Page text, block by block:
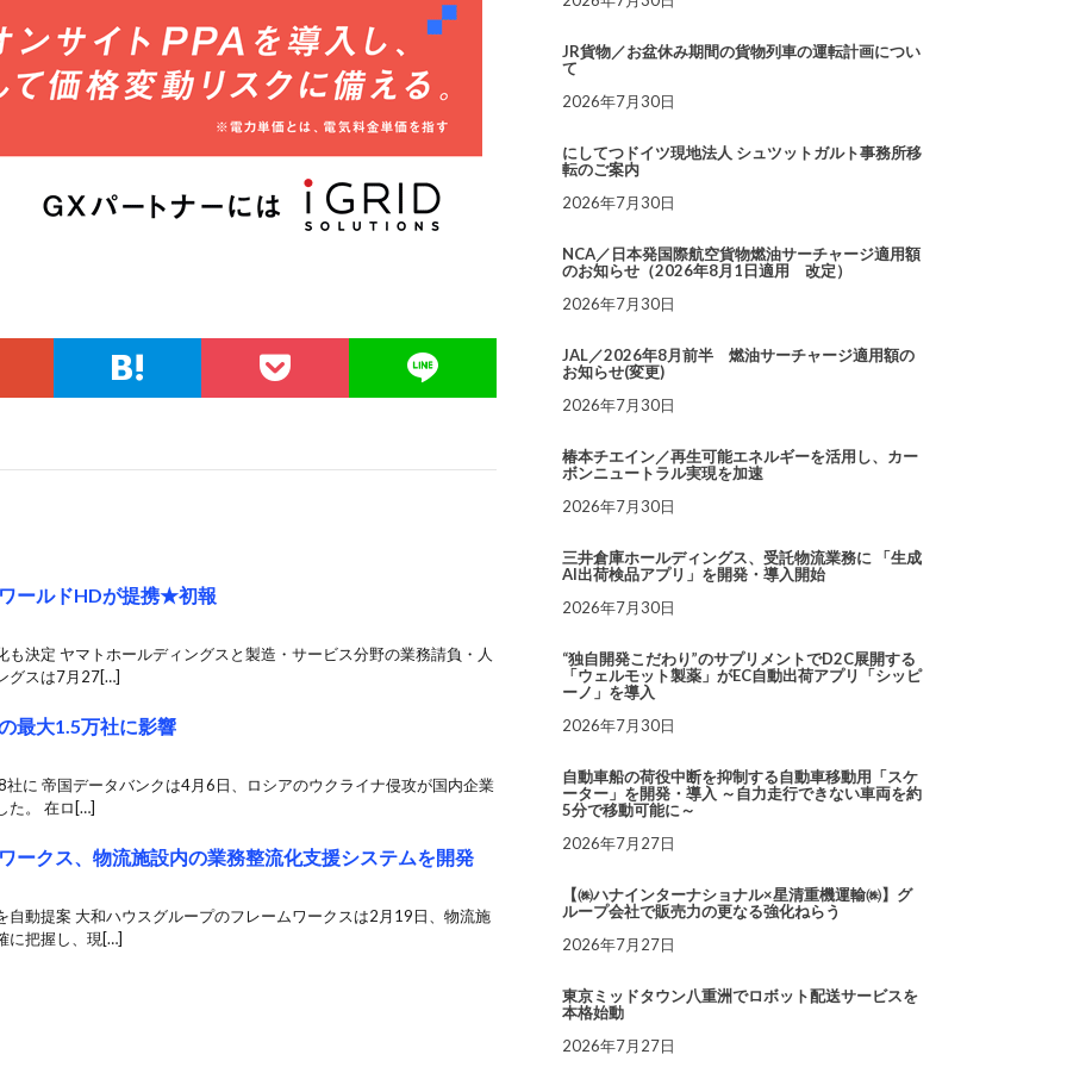
ールドHDが提携★初報
決定 ヤマトホールディングスと製造・サービス分野の業務請負・人
グスは7月27[…]
最大1.5万社に影響
に 帝国データバンクは4月6日、ロシアのウクライナ侵攻が国内企業
た。 在ロ[…]
ークス、物流施設内の業務整流化支援システムを開発
自動提案 大和ハウスグループのフレームワークスは2月19日、物流施
に把握し、現[…]
JR貨物／お盆休み期間の貨物列車の運転計画につい
て
2026年7月30日
にしてつドイツ現地法人 シュツットガルト事務所移
転のご案内
2026年7月30日
NCA／日本発国際航空貨物燃油サーチャージ適用額
のお知らせ（2026年8月1日適用 改定）
2026年7月30日
JAL／2026年8月前半 燃油サーチャージ適用額の
お知らせ(変更)
2026年7月30日
椿本チエイン／再生可能エネルギーを活用し、カー
ボンニュートラル実現を加速
2026年7月30日
三井倉庫ホールディングス、受託物流業務に 「生成
AI出荷検品アプリ」を開発・導入開始
2026年7月30日
“独自開発こだわり”のサプリメントでD2C展開する
「ウェルモット製薬」がEC自動出荷アプリ「シッピ
ーノ」を導入
2026年7月30日
自動車船の荷役中断を抑制する自動車移動用「スケ
ーター」を開発・導入 ～自力走行できない車両を約
5分で移動可能に～
2026年7月27日
【㈱ハナインターナショナル×星清重機運輸㈱】グ
ループ会社で販売力の更なる強化ねらう
2026年7月27日
東京ミッドタウン八重洲でロボット配送サービスを
本格始動
2026年7月27日